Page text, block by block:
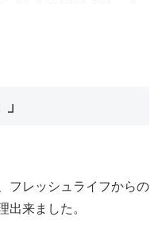
フレッシュライフからの
出来ました。